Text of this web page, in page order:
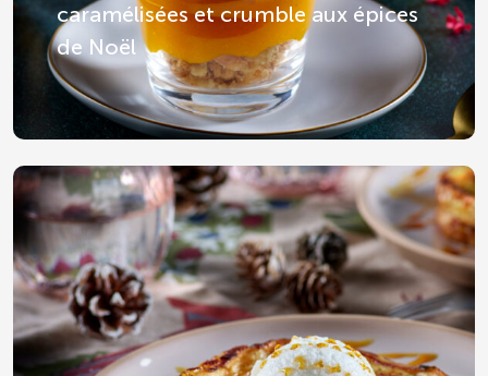
caramélisées et crumble aux épices
de Noël